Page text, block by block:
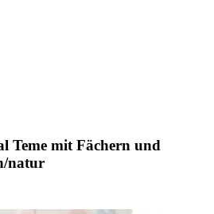
Teme mit Fächern und
natur